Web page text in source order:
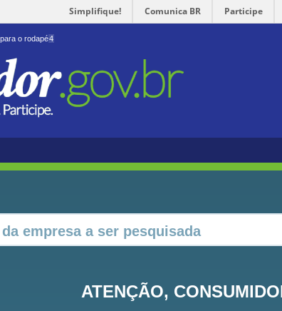
Simplifique! Comunica BR Participe
o rodapé4
ATENÇÃO,